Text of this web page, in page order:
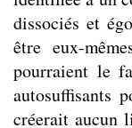
dissociés et
être eux-
pourraient le
autosuffisants
créerait aucun